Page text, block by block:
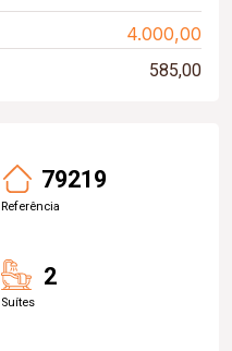
4.000,00
585,00
79219
Referência
2
Suítes